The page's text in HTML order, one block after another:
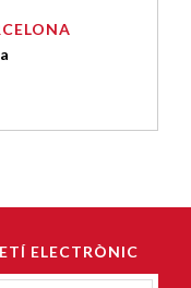
ELECTRÒNIC